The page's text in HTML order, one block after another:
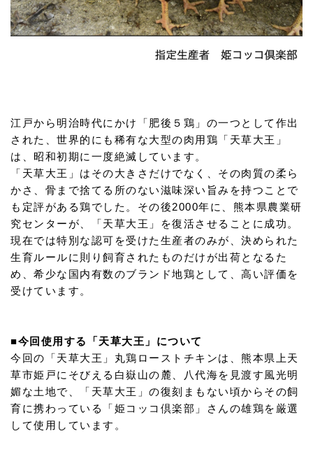
江戸から明治時代にかけ「肥後５鶏」の一つとして作出
された、世界的にも稀有な大型の肉用鶏「天草大王」
は、昭和初期に一度絶滅しています。
「天草大王」はその大きさだけでなく、その肉質の柔ら
かさ、骨まで捨てる所のない滋味深い旨みを持つことで
も定評がある鶏でした。その後2000年に、熊本県農業研
究センターが、「天草大王」を復活させることに成功。
現在では特別な認可を受けた生産者のみが、決められた
生育ルールに則り飼育されたものだけが出荷となるた
め、希少な国内有数のブランド地鶏として、高い評価を
受けています。
■今回使用する「天草大王」について
今回の「天草大王」丸鶏ローストチキンは、熊本県上天
草市姫戸にそびえる白嶽山の麓、八代海を見渡す風光明
媚な土地で、「天草大王」の復刻まもない頃からその飼
育に携わっている「姫コッコ倶楽部」さんの雄鶏を厳選
して使用しています。